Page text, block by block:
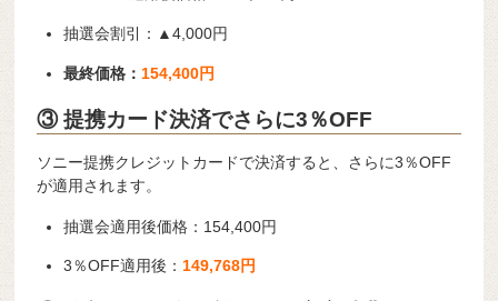
抽選会割引：▲4,000円
最終価格： 154,400円
③ 提携カード決済でさらに3％OFF
ソニー提携クレジットカードで決済すると、さらに3％OFF
が適用されます。
抽選会適用後価格：154,400円
3％OFF適用後：149,768円